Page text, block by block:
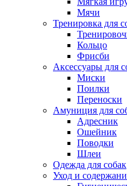
Мячи
Тренировка для
Кольцо
Фрисби
Аксессуары для
Миски
Поилки
Переноски
Амуниция для
Адресник
Ошейник
Поводки
Шлеи
Одежда для собак
Уход и